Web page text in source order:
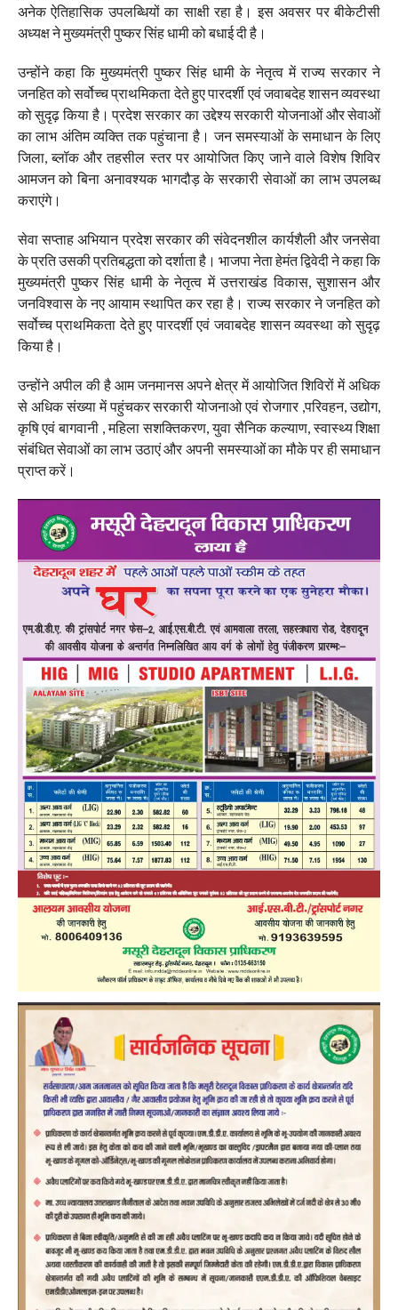
अनेक ऐतिहासिक उपलब्धियों का साक्षी रहा है। इस अवसर पर बीकेटीसी
अध्यक्ष ने मुख्यमंत्री पुष्कर सिंह धामी को बधाई दी है।
उन्होंने कहा कि मुख्यमंत्री पुष्कर सिंह धामी के नेतृत्व में राज्य सरकार ने
जनहित को सर्वोच्च प्राथमिकता देते हुए पारदर्शी एवं जवाबदेह शासन व्यवस्था
को सुदृढ़ किया है। प्रदेश सरकार का उद्देश्य सरकारी योजनाओं और सेवाओं
का लाभ अंतिम व्यक्ति तक पहुंचाना है। जन समस्याओं के समाधान के लिए
जिला, ब्लॉक और तहसील स्तर पर आयोजित किए जाने वाले विशेष शिविर
आमजन को बिना अनावश्यक भागदौड़ के सरकारी सेवाओं का लाभ उपलब्ध
कराएंगे।
सेवा सप्ताह अभियान प्रदेश सरकार की संवेदनशील कार्यशैली और जनसेवा
के प्रति उसकी प्रतिबद्धता को दर्शाता है। भाजपा नेता हेमंत द्विवेदी ने कहा कि
मुख्यमंत्री पुष्कर सिंह धामी के नेतृत्व में उत्तराखंड विकास, सुशासन और
जनविश्वास के नए आयाम स्थापित कर रहा है। राज्य सरकार ने जनहित को
सर्वोच्च प्राथमिकता देते हुए पारदर्शी एवं जवाबदेह शासन व्यवस्था को सुदृढ़
किया है।
उन्होंने अपील की है आम जनमानस अपने क्षेत्र में आयोजित शिविरों में अधिक
से अधिक संख्या में पहुंचकर सरकारी योजनाओ एवं रोजगार ,परिवहन, उद्योग,
कृषि एवं बागवानी , महिला सशक्तिकरण, युवा सैनिक कल्याण, स्वास्थ्य शिक्षा
संबंधित सेवाओं का लाभ उठाएं और अपनी समस्याओं का मौके पर ही समाधान
प्राप्त करें।